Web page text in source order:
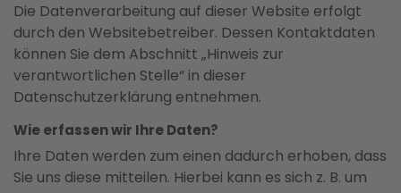
Die Datenverarbeitung auf dieser Website erfolgt
durch den Websitebetreiber. Dessen Kontaktdaten
können Sie dem Abschnitt „Hinweis zur
verantwortlichen Stelle“ in dieser
Datenschutzerklärung entnehmen.
Wie erfassen wir Ihre Daten?
Ihre Daten werden zum einen dadurch erhoben, dass
Sie uns diese mitteilen. Hierbei kann es sich z. B. um